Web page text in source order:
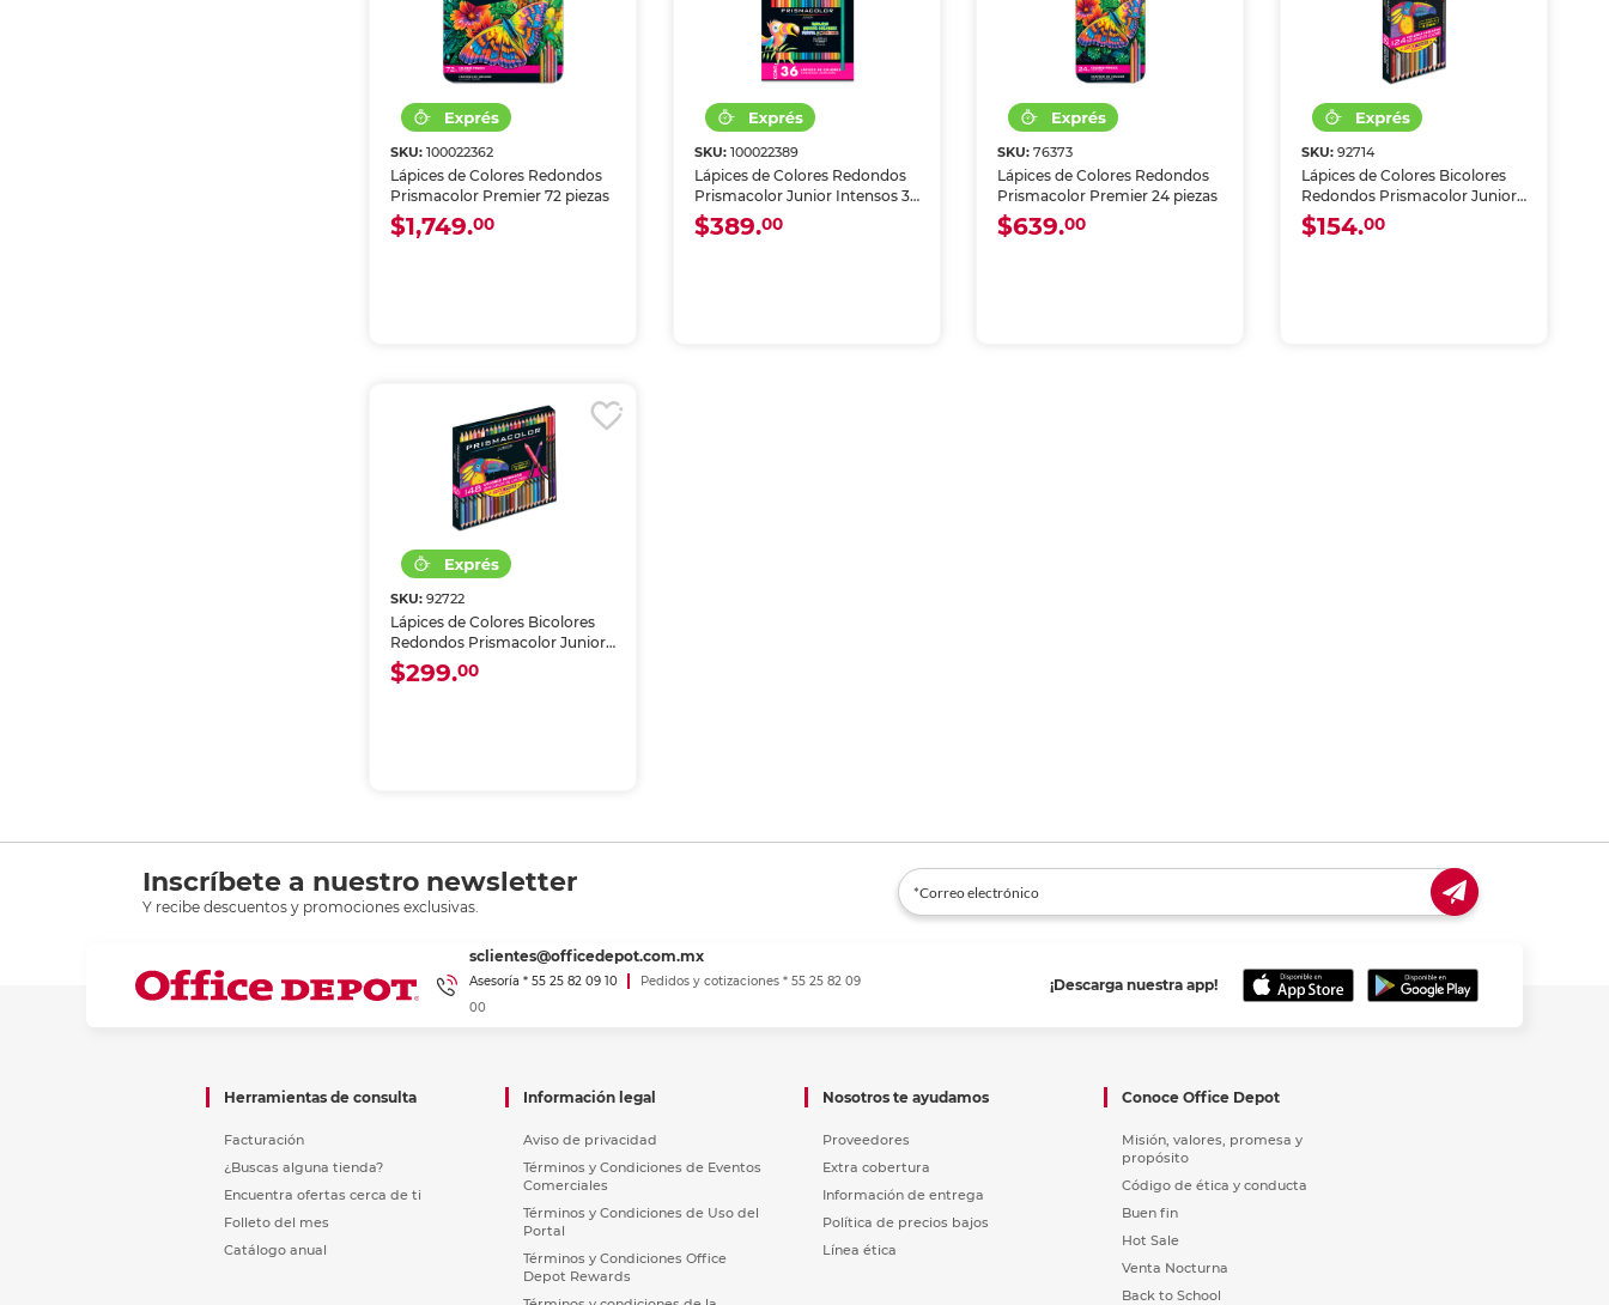
SKU:100022362
Lápices de Colores Redondos
Prismacolor Premier 72 piezas
$1,749.00
SKU: 100022389
Lápices de Colores Redondos
Prismacolor Junior Intensos 36
piezas
$389.00
SKU:76373
Lápices de Colores Redondos
Prismacolor Premier 24 piezas
$639.00
SKU: 92714
Lápices de Colores Bicolores
Redondos Prismacolor Junior
Intensos 4.0 mm 12 piezas
$154.00
SKU:92722
Lápices de Colores Bicolores
Redondos Prismacolor Junior
Intensos 4.0 mm 24 piezas
$299.00
Inscríbete a nuestro newsletter
Y recibe descuentos y promociones exclusivas.
¡Descarga nuestra app!
sclientes@officedepot.com.mx
Asesoría * 55 25 82 09 10
Pedidos y cotizaciones * 55 25 82 09
00
Herramientas de consulta
Facturación
¿Buscas alguna tienda?
Encuentra ofertas cerca de ti
Folleto del mes
Catálogo anual
Información legal
Aviso de privacidad
Términos y Condiciones de Eventos
Comerciales
Términos y Condiciones de Uso del
Portal
Términos y Condiciones Office
Depot Rewards
Nosotros te ayudamos
Proveedores
Extra cobertura
Información de entrega
Política de precios bajos
Línea ética
Conoce Office Depot
Misión, valores, promesa y
propósito
Código de ética y conducta
Buen fin
Hot Sale
Venta Nocturna
Back to School